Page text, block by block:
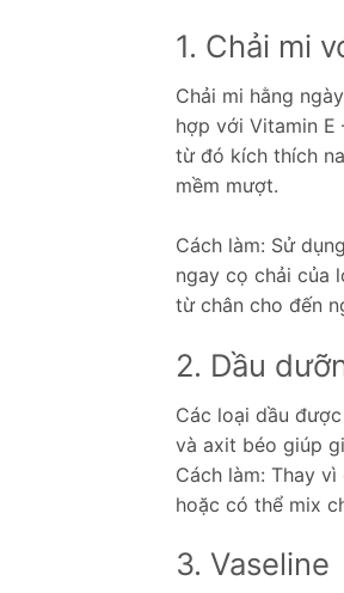
1. Chải mi
Chải mi hằng
hợp với Vitamin
từ đó kích thích
mềm mượt.
Cách làm: Sử
ngay cọ chải của
từ chân cho đến
2. Dầu
Các loại dầu
và axit béo giúp
Cách làm: Thay
hoặc có thể mix
3. Vaseline